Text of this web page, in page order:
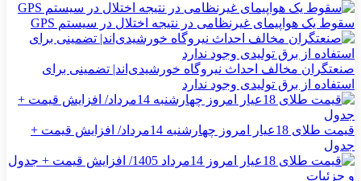
سقوط یک هواپیمای غیرنظامی در نتیجه اختلال در سیستم‌ GPS
صنعتگران مخالف احداث نیروگاه خورشیدی‌اند| تضمینی برای
استفاده از برق تولیدی وجود ندارد
قیمت طلای 18عیار امروز چهارشنبه 14مرداد/ افزایش قیمت +
جدول